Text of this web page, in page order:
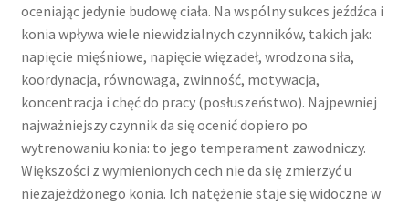
oceniając jedynie budowę ciała. Na wspólny sukces jeźdźca i
konia wpływa wiele niewidzialnych czynników, takich jak:
napięcie mięśniowe, napięcie więzadeł, wrodzona siła,
koordynacja, równowaga, zwinność, motywacja,
koncentracja i chęć do pracy (posłuszeństwo). Najpewniej
najważniejszy czynnik da się ocenić dopiero po
wytrenowaniu konia: to jego temperament zawodniczy.
Większości z wymienionych cech nie da się zmierzyć u
niezajeżdżonego konia. Ich natężenie staje się widoczne w